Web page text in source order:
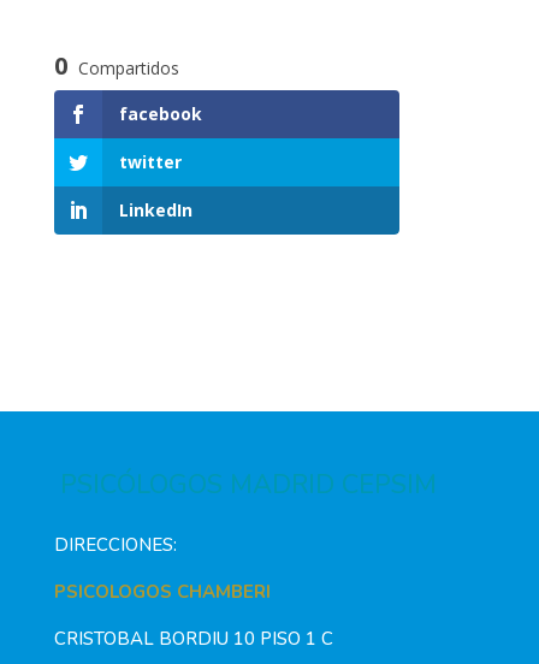
0 Compartidos
facebook
twitter
LinkedIn
PSICÓLOGOS MADRID CEPSIM
DIRECCIONES:
PSICOLOGOS CHAMBERI
CRISTOBAL BORDIU 10 PISO 1 C